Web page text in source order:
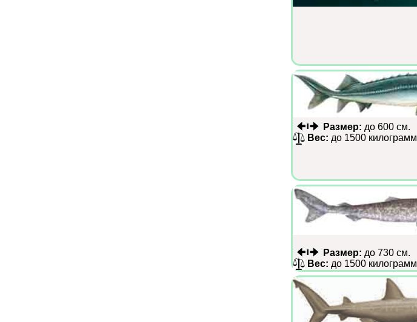
Размер: до 600 см.
Вес: до 1500 килограмм
Размер: до 730 см.
Вес: до 1500 килограмм